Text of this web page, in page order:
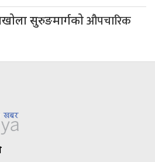
सुरुङमार्गकोऔपचारिक